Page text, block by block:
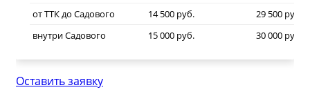
от ТТК до Садового
14 500 руб.
29 500 руб.
внутри Садового
15 000 руб. 30 000 руб.
Оставить заявку